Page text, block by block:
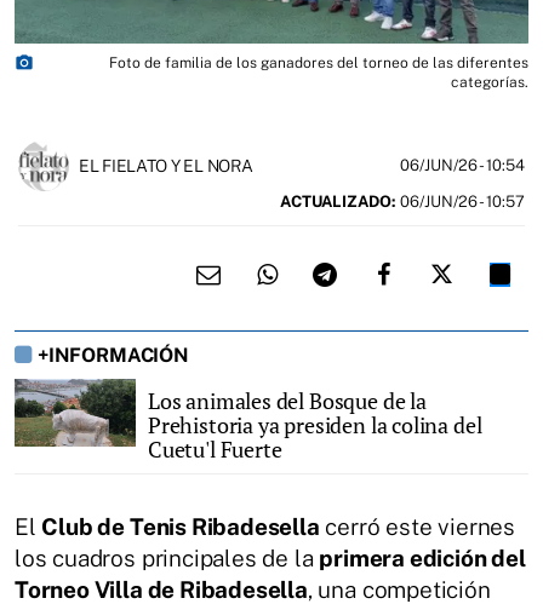
photo_camera
Foto de familia de los ganadores del torneo de las diferentes
categorías.
EL FIELATO Y EL NORA 06/JUN/26- 10:54
ACTUALIZADO: 06/JUN/26 - 10:57
+INFORMACIÓN
Los animales del Bosque de la
Prehistoria ya presiden la colina del
Cuetu'l Fuerte
El Club de Tenis Ribadesella cerró este viernes
los cuadros principales de la primera edición del
Torneo Villa de Ribadesella, una competición